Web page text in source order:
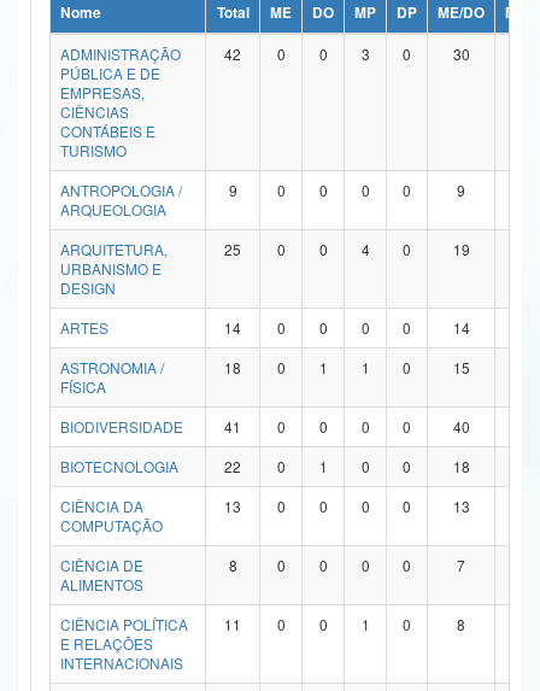
Ministério da Ciência, Tecnologia, Inovações e Comunicações
Ministério do Meio Ambiente
Ministério do Turismo
Ministério do Desenvolvimento Regional
Controladoria-Geral da União
Ministério da Mulher, da Família e dos Direitos Humanos
Secretaria de Governo
Advocacia-Geral da União
Banco Central do Brasil
Nome Total ME DO MP DP ME/DO
MP/
ADMINISTRAÇÃO
PÚBLICA E DE
EMPRESAS,
CIÊNCIAS
CONTÁBEIS E
TURISMO
42 0 0 3 0 30
ANTROPOLOGIA /
ARQUEOLOGIA
9 0 0 0 0 9
ARQUITETURA,
URBANISMO E
DESIGN
25 0 0 4 0 19
ARTES 14 0 0 0 0 14
ASTRONOMIA /
FÍSICA
18 0 1 1 0 15
BIODIVERSIDADE 41 0 0 0 0 40
BIOTECNOLOGIA
22 0 1 0 0 18
CIÊNCIA DA
COMPUTAÇÃO
13 0 0 0 0 13
CIÊNCIA DE
ALIMENTOS
8 0 0 0 0 7
CIÊNCIA POLÍTICA
E RELAÇÕES
INTERNACIONAIS
11 0 0 1 0 8